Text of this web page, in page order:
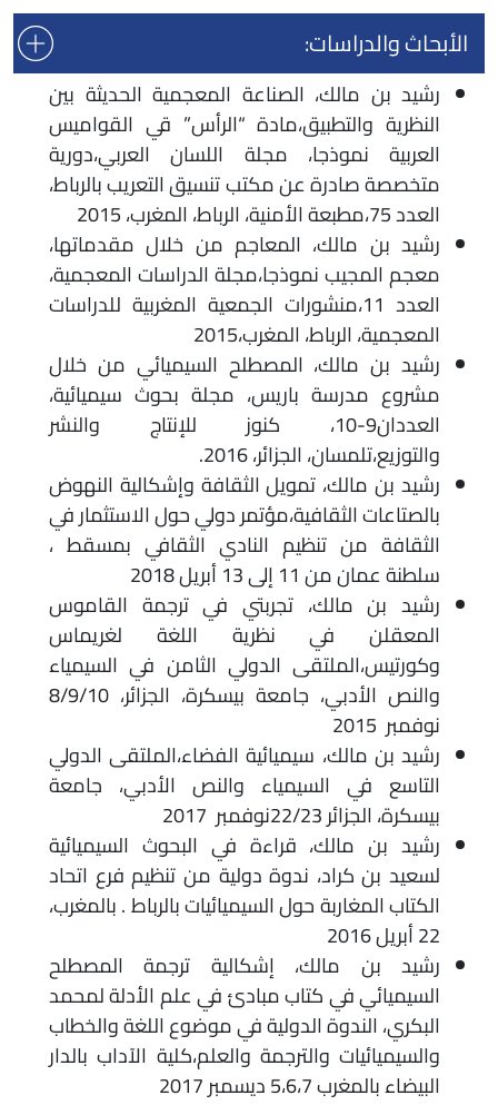
الأبحاث والدراسات:
رشيد بن مالك، الصناعة المعجمية الحديثة بين
النظرية والتطبيق،مادة “الرأس” قي القواميس
العربية نموذجا، مجلة اللسان العربي،دورية
متخصصة صادرة عن مكتب تنسيق التعريب بالرباط،
العدد 75،مطبعة الأمنية، الرباط، المغرب، 2015
رشيد بن مالك، المعاجم من خلال مقدماتها،
معجم المجيب نموذجا،مجلة الدراسات المعجمية،
العدد 11،منشورات الجمعية المغربية للدراسات
المعجمية، الرباط، المغرب،2015
رشيد بن مالك، المصطلح السيميائي من خلال
مشروع مدرسة باريس، مجلة بحوث سيميائية،
العددان9-10، كنوز للإنتاج والنشر
والتوزيع،تلمسان، الجزائر، 2016.
رشيد بن مالك، تمويل الثقافة وإشكالية النهوض
بالصتاعات الثقافية،مؤتمر دولي حول الاستثمار في
الثقافة من تنظيم النادي الثقافي بمسقط ،
سلطنة عمان من 11 إلى 13 أبريل 2018
رشيد بن مالك، تجربتي في ترجمة القاموس
المعقلن في نظرية اللغة لغريماس
وكورتيس،الملتقى الدولي الثامن في السيمياء
والنص الأدبي، جامعة بيسكرة، الجزائر، 8/9/10
نوفمبر 2015
رشيد بن مالك، سيميائية الفضاء،الملتقى الدولي
التاسع في السيمياء والنص الأدبي، جامعة
بيسكرة، الجزائر 22/23نوفمبر 2017
رشيد بن مالك، قراءة في البحوث السيميائية
لسعيد بن كراد، ندوة دولية من تنظيم فرع اتحاد
الكتاب المغاربة حول السيميائيات بالرباط . بالمغرب،
22 أبريل 2016
رشيد بن مالك، إشكالية ترجمة المصطلح
السيميائي في كتاب مبادئ في علم الأدلة لمحمد
البكري، الندوة الدولية في موضوع اللغة والخطاب
والسيميائيات والترجمة والعلم،كلية الآداب بالدار
البيضاء بالمغرب 5،6،7 ديسمبر 2017